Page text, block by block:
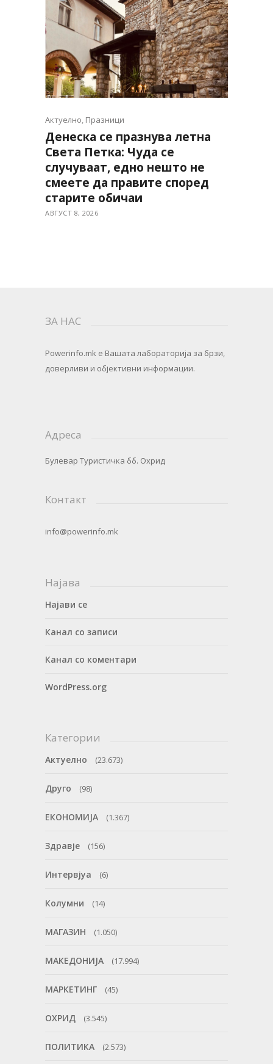
Актуелно, Празници
Денеска се празнува летна
Света Петка: Чуда се
случуваат, едно нешто не
смеете да правите според
старите обичаи
АВГУСТ 8, 2026
ЗА НАС
Powerinfo.mk e Вашата лабораторија за брзи,
доверливи и објективни информации.
Адреса
Булевар Туристичка бб. Охрид
Контакт
info@powerinfo.mk
Најава
Најави се
Канал со записи
Канал со коментари
WordPress.org
Категории
Актуелно (23.673)
Друго (98)
ЕКОНОМИЈА (1.367)
Здравје (156)
Интервјуа (6)
Колумни (14)
МАГАЗИН (1.050)
МАКЕДОНИЈА (17.994)
МАРКЕТИНГ (45)
ОХРИД (3.545)
ПОЛИТИКА (2.573)